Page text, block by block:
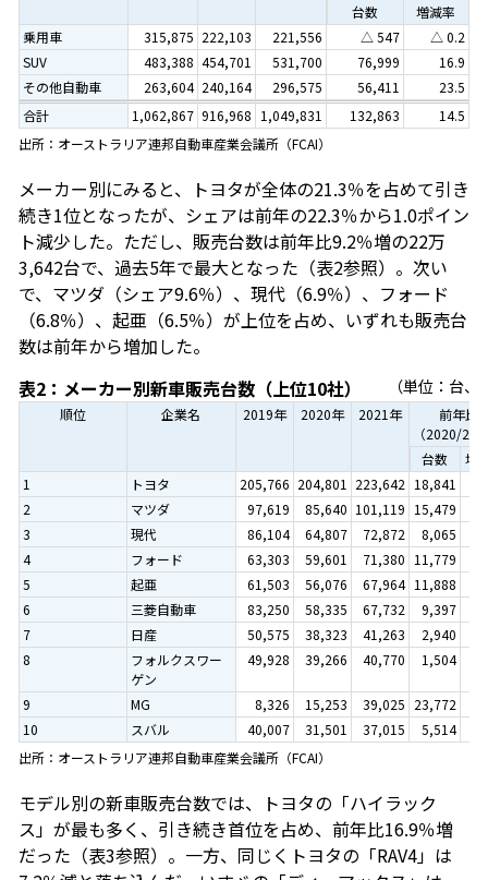
台数
増減率
乗用車
315,875 222,103 221,556 △ 547
△ 0.2
SUV
483,388 454,701 531,700 76,999
16.9
その他自動車
263,604 240,164 296,575 56,411
23.5
合計
1,062,867 916,968 1,049,831 132,863
14.5
出所：オーストラリア連邦自動車産業会議所（FCAI）
メーカー別にみると、トヨタが全体の21.3％を占めて引き
続き1位となったが、シェアは前年の22.3％から1.0ポイン
ト減少した。ただし、販売台数は前年比9.2％増の22万
3,642台で、過去5年で最大となった（表2参照）。次い
で、マツダ（シェア9.6％）、現代（6.9％）、フォード
（6.8％）、起亜（6.5％）が上位を占め、いずれも販売台
数は前年から増加した。
表2：メーカー別新車販売台数（上位10社）
（単位：台、
順位 企業名 2019年 2020年 2021年
前年比
（2020/
台数
増
1
トヨタ 205,766 204,801 223,642 18,841
2
マツダ 97,619 85,640 101,119 15,479
3
現代 86,104 64,807 72,872 8,065
4
フォード 63,303 59,601 71,380 11,779
5
起亜 61,503 56,076 67,964 11,888
6
三菱自動車 83,250 58,335 67,732 9,397
7
日産 50,575 38,323 41,263 2,940
8
フォルクスワー
ゲン
49,928 39,266 40,770 1,504
9 MG 8,326 15,253 39,025 23,772
10
スバル 40,007 31,501 37,015 5,514
出所：オーストラリア連邦自動車産業会議所（FCAI）
モデル別の新車販売台数では、トヨタの「ハイラック
ス」が最も多く、引き続き首位を占め、前年比16.9％増
だった（表3参照）。一方、同じくトヨタの「RAV4」は